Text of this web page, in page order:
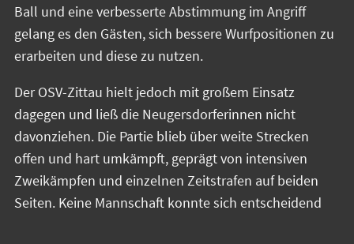
Ball und eine verbesserte Abstimmung im Angriff
gelang es den Gästen, sich bessere Wurfpositionen zu
erarbeiten und diese zu nutzen.
Der OSV-Zittau hielt jedoch mit großem Einsatz
dagegen und ließ die Neugersdorferinnen nicht
davonziehen. Die Partie blieb über weite Strecken
offen und hart umkämpft, geprägt von intensiven
Zweikämpfen und einzelnen Zeitstrafen auf beiden
Seiten. Keine Mannschaft konnte sich entscheidend